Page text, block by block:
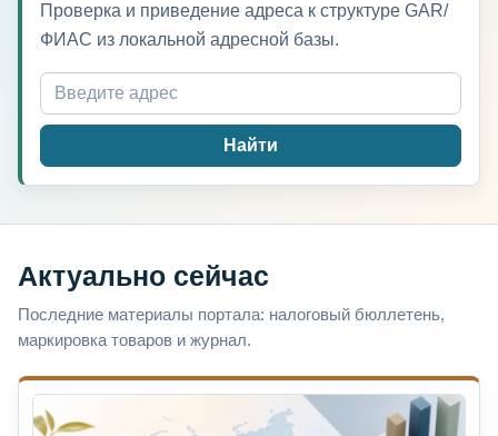
Проверка и приведение адреса к структуре GAR/
ФИАС из локальной адресной базы.
Найти
Актуально сейчас
Последние материалы портала: налоговый бюллетень,
маркировка товаров и журнал.